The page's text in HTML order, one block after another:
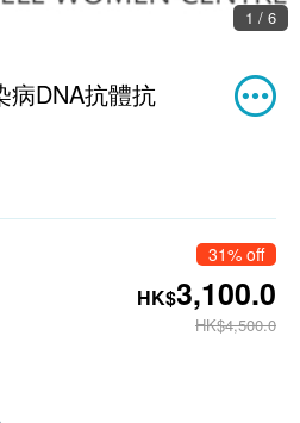
1 / 6
病DNA抗體抗
31% off
HK$3,100.0
HK$4,500.0